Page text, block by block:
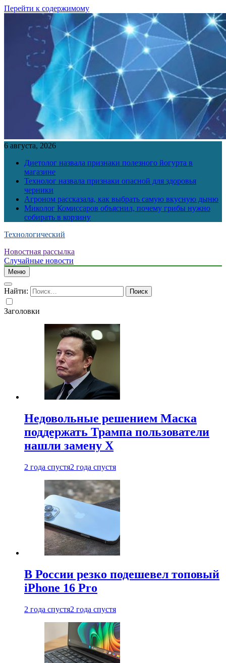
Перейти к содержимому
6 августа, 2026
Диетолог назвала признаки полезного йогурта в
магазине
Технолог назвала признаки опасной для здоровья
черники
Агроном рассказала, как выбрать самую вкусную дыню
Миколог Комиссаров объяснил, почему грибы нужно
собирать в корзину
Технологический
Новостная рассылка
Случайные новости
Меню
Найти:
Заголовки
Недовольные решением Маска
поддержать Трампа пользователи
нашли замену X
2 года спустя2 года спустя
В России резко подешевел топовый
iPhone 16 Pro
2 года спустя2 года спустя